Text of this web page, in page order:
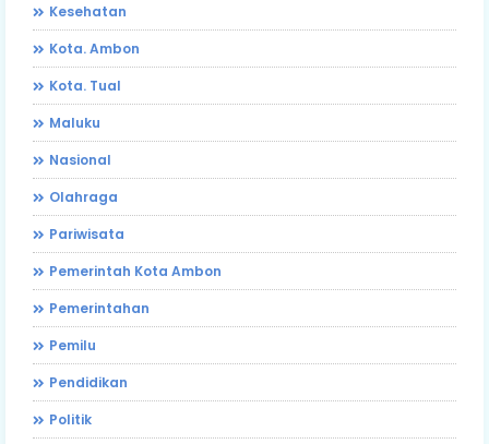
Kesehatan
Kota. Ambon
Kota. Tual
Maluku
Nasional
Olahraga
Pariwisata
Pemerintah Kota Ambon
Pemerintahan
Pemilu
Pendidikan
Politik